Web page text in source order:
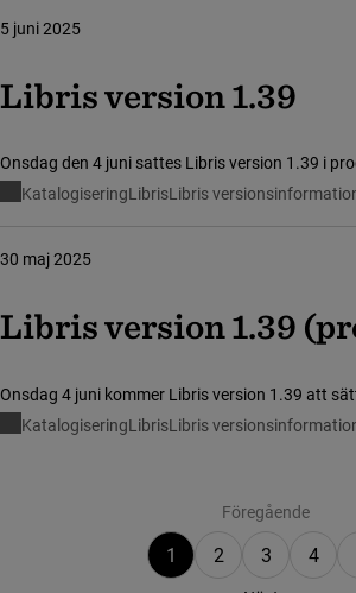
Libris version 1.39
5 juni 2025
Onsdag den 4 juni sattes Libris version 1.39 i
KatalogiseringLibrisLibris
Libris version 1.39
30 maj 2025
Onsdag 4 juni kommer Libris version 1.39 att
KatalogiseringLibrisLibris
Föregående
1 2 3 4